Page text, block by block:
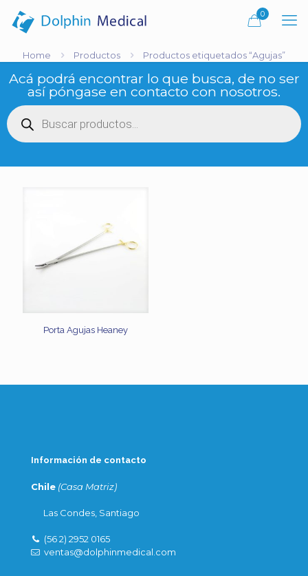
0
Home Productos Productos etiquetados “Agujas”
Acá podrá encontrar lo que busca, de no ser
así póngase en contacto con nosotros.
Búsqueda
de
productos
Porta Agujas Heaney
Información de contacto
Chile (Casa Matriz)
Las Condes, Santiago
(56 2) 2952 0165
ventas@dolphinmedical.com